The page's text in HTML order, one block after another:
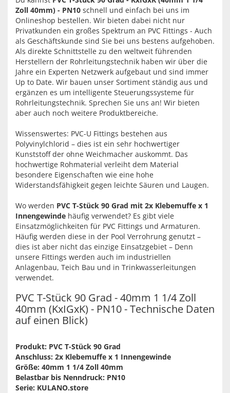
Zoll 40mm) - PN10 schnell und einfach bei uns im
Onlineshop bestellen. Wir bieten dabei nicht nur
Privatkunden ein großes Spektrum an PVC Fittings - Auch
als Geschäftskunde sind Sie bei uns bestens aufgehoben.
Als direkte Schnittstelle zu den weltweit führenden
Herstellern der Rohrleitungstechnik haben wir über die
Jahre ein Experten Netzwerk aufgebaut und sind immer
Up to Date. Wir bauen unser Sortiment ständig aus und
ergänzen es um intelligente Steuerungssysteme für
Rohrleitungstechnik. Sprechen Sie uns an! Wir bieten
aber auch noch weitere Produktbereiche.
Wissenswertes: PVC-U Fittings bestehen aus
Polyvinylchlorid – dies ist ein sehr hochwertiger
Kunststoff der ohne Weichmacher auskommt. Das
hochwertige Rohmaterial verleiht dem Material
besondere Eigenschaften wie eine hohe
Widerstandsfähigkeit gegen leichte Säuren und Laugen.
Wo werden PVC T-Stück 90 Grad mit 2x Klebemuffe x 1
Innengewinde häufig verwendet? Es gibt viele
Einsatzmöglichkeiten für PVC Fittings und Armaturen.
Häufig werden diese in der Pool Verrohrung genutzt –
dies ist aber nicht das einzige Einsatzgebiet – Denn
unsere Fittings werden auch im industriellen
Anlagenbau, Teich Bau und in Trinkwasserleitungen
verwendet.
PVC T-Stück 90 Grad - 40mm 1 1/4 Zoll
40mm (KxIGxK) - PN10 - Technische Daten
auf einen Blick)
Produkt: PVC T-Stück 90 Grad
Anschluss: 2x Klebemuffe x 1 Innengewinde
Größe: 40mm 1 1/4 Zoll 40mm
Belastbar bis Nenndruck: PN10
Serie: KULANO.store